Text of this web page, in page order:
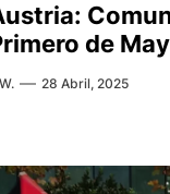
de
28 Abril, 2025